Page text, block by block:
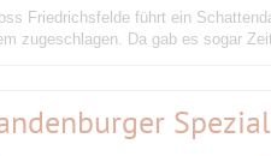
Friedrichsfelde führt ein
zugeschlagen. Da gab es sogar